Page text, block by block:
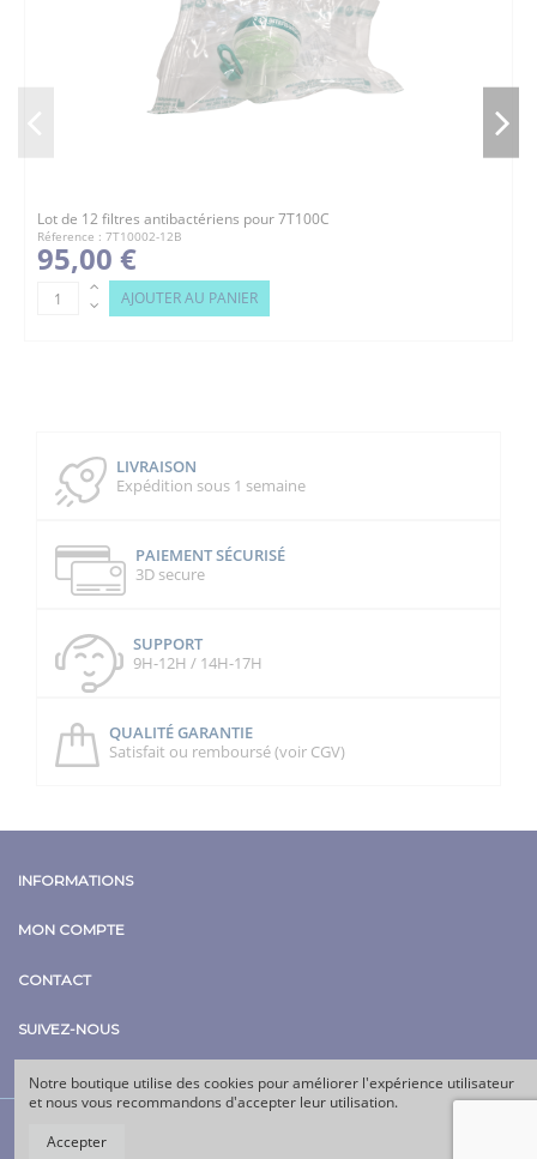
Lot de 12 filtres antibactériens pour 7T100C
Réference : 7T10002-12B
95,00 €
AJOUTER AU PANIER
LIVRAISON
Expédition sous 1 semaine
PAIEMENT SÉCURISÉ
3D secure
SUPPORT
9H-12H / 14H-17H
QUALITÉ GARANTIE
Satisfait ou remboursé (voir CGV)
INFORMATIONS
MON COMPTE
CONTACT
SUIVEZ-NOUS
Notre boutique utilise des cookies pour améliorer l'expérience utilisateur
et nous vous recommandons d'accepter leur utilisation.
Accepter